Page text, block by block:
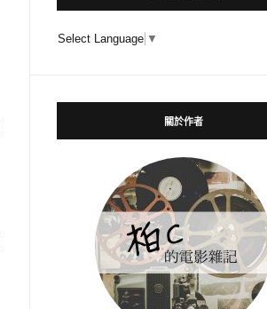
Select Language ▼
關於作者